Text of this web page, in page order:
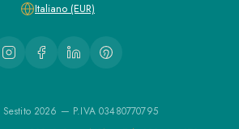
Italiano (EUR)
Sestito 2026 — P.IVA 03480770795